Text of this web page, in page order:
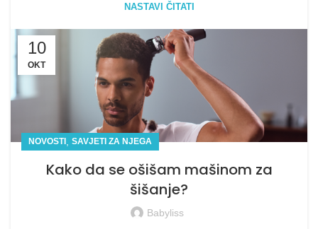
NASTAVI ČITATI
10
OKT
NOVOSTI SAVJETI ZA NJEGA
Kako da se ošišam mašinom za
šišanje?
Babyliss